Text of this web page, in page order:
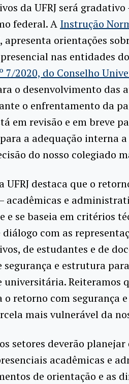
da UFRJ será
federal. A Instrução
, apresenta orientações
nas entidades
7/2020, do Conselho
o desenvolvimento das
o enfrentamento da
em revisão e em breve
a adequação interna
do nosso colegiado
UFRJ destaca que o
acadêmicas e
e se baseia em critérios
com as
de estudantes e de
segurança e estrutura
universitária. Reiteramos
o retorno com segurança
mais vulnerável da
setores deverão
acadêmicas e
de orientação e as